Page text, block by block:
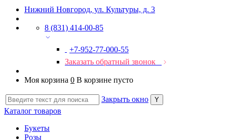
Нижний Новгород, ул. Культуры, д. 3
8 (831) 414-00-85
+7-952-77-000-55
Заказать обратный звонок
Моя корзина 0 В корзине пусто
Закрыть окно
Каталог товаров
Букеты
Розы